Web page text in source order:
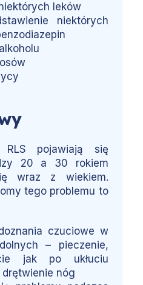
leków
niektórych
RLS pojawiają się
20 a 30 rokiem
wraz z wiekiem.
tego problemu to
czuciowe w
– pieczenie,
jak po ukłuciu
drętwienie nóg